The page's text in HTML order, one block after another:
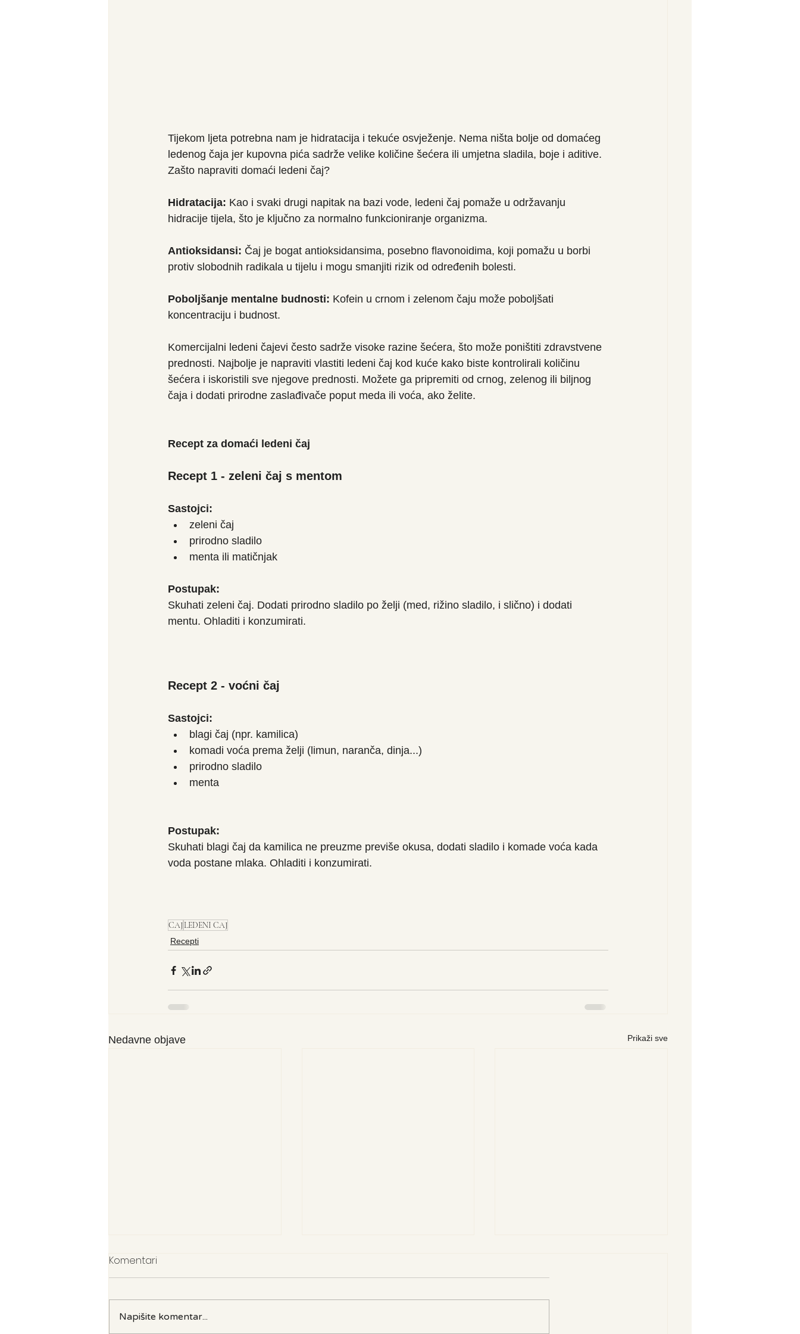
Tijekom ljeta potrebna nam je hidratacija i tekuće osvježenje. Nema ništa bolje od domaćeg
ledenog čaja jer kupovna pića sadrže velike količine šećera ili umjetna sladila, boje i aditive.
Zašto napraviti domaći ledeni čaj?
Hidratacija: Kao i svaki drugi napitak na bazi vode, ledeni čaj pomaže u održavanju
hidracije tijela, što je ključno za normalno funkcioniranje organizma.
Antioksidansi: Čaj je bogat antioksidansima, posebno flavonoidima, koji pomažu u borbi
protiv slobodnih radikala u tijelu i mogu smanjiti rizik od određenih bolesti.
Poboljšanje mentalne budnosti: Kofein u crnom i zelenom čaju može poboljšati
koncentraciju i budnost.
Komercijalni ledeni čajevi često sadrže visoke razine šećera, što može poništiti zdravstvene
prednosti. Najbolje je napraviti vlastiti ledeni čaj kod kuće kako biste kontrolirali količinu
šećera i iskoristili sve njegove prednosti. Možete ga pripremiti od crnog, zelenog ili biljnog
čaja i dodati prirodne zaslađivače poput meda ili voća, ako želite.
Recept za domaći ledeni čaj
Recept 1 - zeleni čaj s mentom
Sastojci:
zeleni čaj
prirodno sladilo
menta ili matičnjak
Postupak:
Skuhati zeleni čaj. Dodati prirodno sladilo po želji (med, rižino sladilo, i slično) i dodati
mentu. Ohladiti i konzumirati.
Recept 2 - voćni čaj
Sastojci:
blagi čaj (npr. kamilica)
komadi voća prema želji (limun, naranča, dinja...)
prirodno sladilo
menta
Postupak:
Skuhati blagi čaj da kamilica ne preuzme previše okusa, dodati sladilo i komade voća kada
voda postane mlaka. Ohladiti i konzumirati.
CAJLEDENI CAJ
Recepti
Nedavne objave Prikaži sve
Komentari
Napišite komentar...